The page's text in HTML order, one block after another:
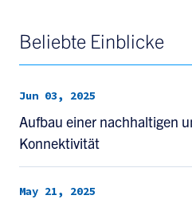
Beliebte Einblicke
Jun 03, 2025
Aufbau einer nachhaltigen
Konnektivität
May 21, 2025